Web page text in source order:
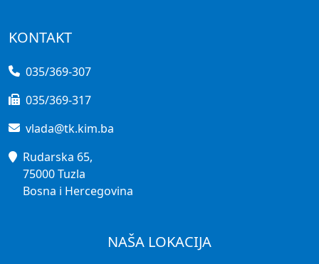
KONTAKT
035/369-307
035/369-317
vlada@tk.kim.ba
Rudarska 65,
75000 Tuzla
Bosna i Hercegovina
NAŠA LOKACIJA